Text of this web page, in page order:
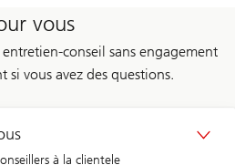
vous
conseil sans engagement
vous avez des questions.
à la clientele